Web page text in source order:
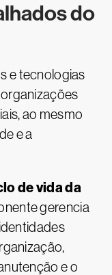
do
e tecnologias
ao mesmo
e a
de vida da
gerencia
e o